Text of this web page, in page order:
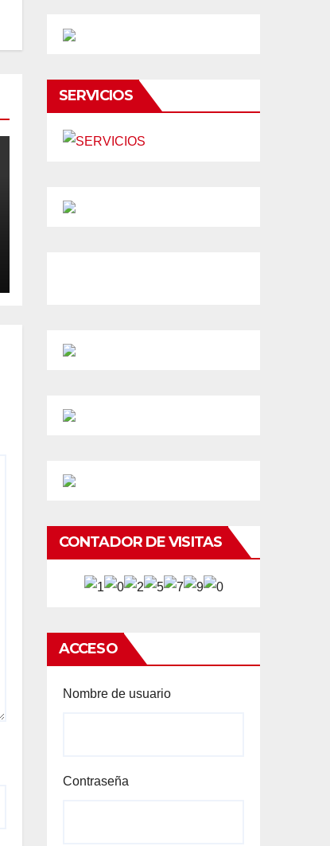
SERVICIOS
CONTADOR DE VISITAS
ACCESO
Nombre de usuario
Contraseña